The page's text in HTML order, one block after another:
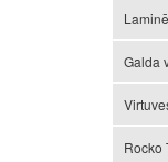
Galda
Rocko